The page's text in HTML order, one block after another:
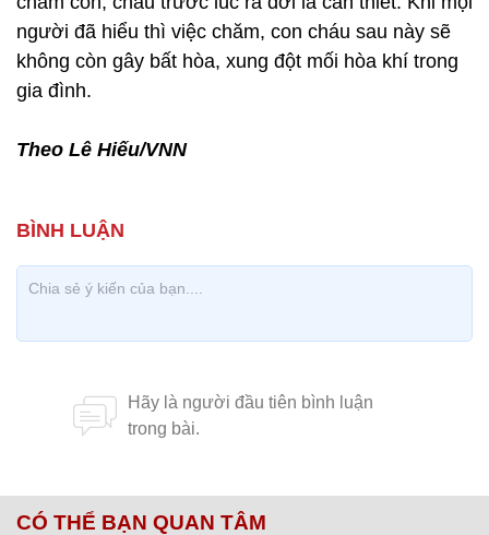
người đã hiểu thì việc chăm, con cháu sau này sẽ
không còn gây bất hòa, xung đột mối hòa khí trong
gia đình.
Theo Lê Hiếu/VNN
CÓ THỂ BẠN QUAN TÂM